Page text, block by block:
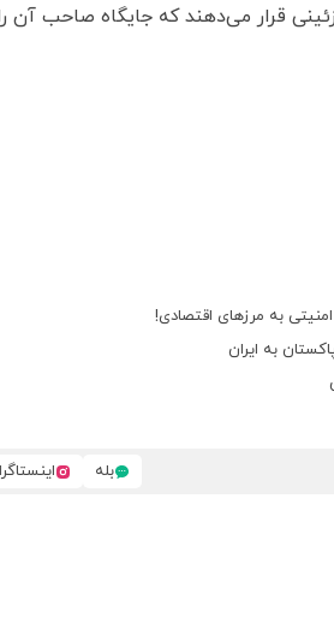
قرار می‌دهند که جایگاه صاحب
به مرزهای اقتصادی!
به ایران
بله